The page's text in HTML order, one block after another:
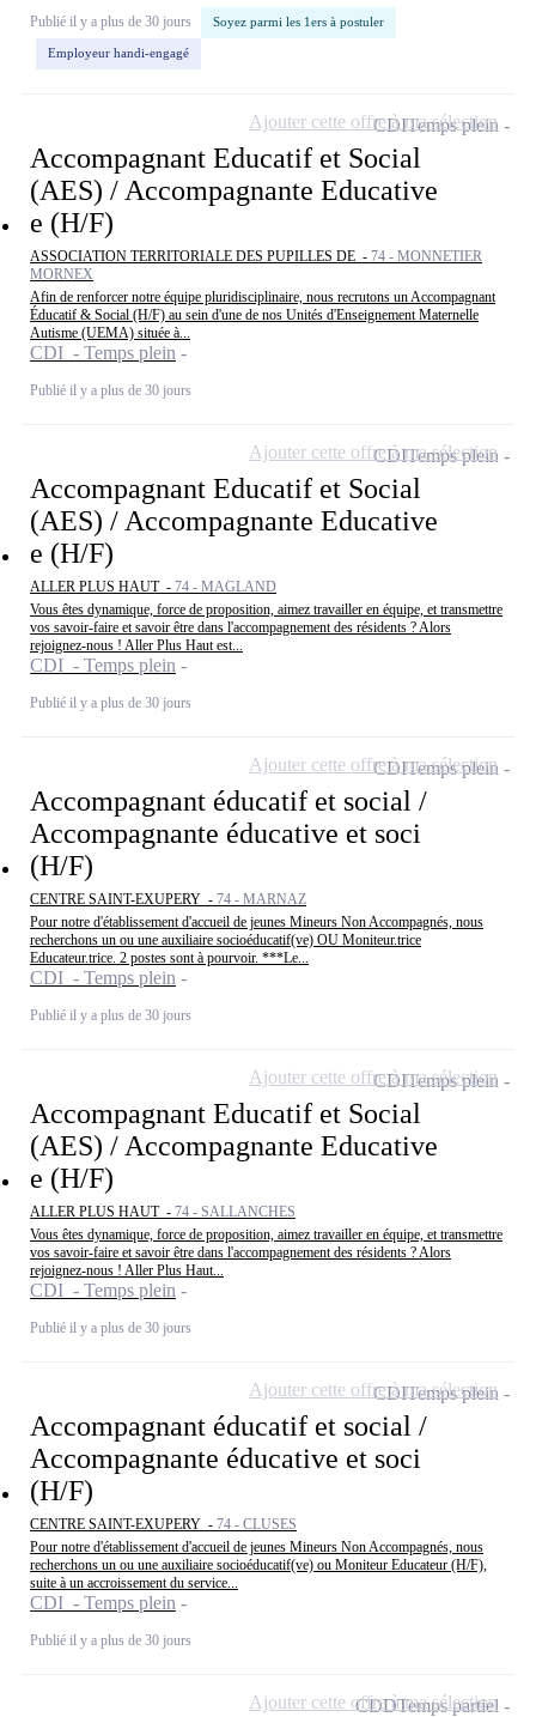
Publié il y a plus de 30 jours Soyez parmi les 1ers à postuler
Employeur handi-engagé
Accompagnant Educatif et Social
(AES) / Accompagnante Educative
e (H/F)
ASSOCIATION TERRITORIALE DES PUPILLES DE - 74 - MONNETIER
MORNEX
Afin de renforcer notre équipe pluridisciplinaire, nous recrutons un Accompagnant
Éducatif & Social (H/F) au sein d'une de nos Unités d'Enseignement Maternelle
Autisme (UEMA) située à...
CDI - Temps plein
Publié il y a plus de 30 jours
CDITemps plein
Ajouter cette offre à ma sélection
Accompagnant Educatif et Social
(AES) / Accompagnante Educative
e (H/F)
ALLER PLUS HAUT - 74 - MAGLAND
Vous êtes dynamique, force de proposition, aimez travailler en équipe, et transmettre
vos savoir-faire et savoir être dans l'accompagnement des résidents ? Alors
rejoignez-nous ! Aller Plus Haut est...
CDI - Temps plein
Publié il y a plus de 30 jours
CDITemps plein
Ajouter cette offre à ma sélection
Accompagnant éducatif et social /
Accompagnante éducative et soci
(H/F)
CENTRE SAINT-EXUPERY - 74 - MARNAZ
Pour notre d'établissement d'accueil de jeunes Mineurs Non Accompagnés, nous
recherchons un ou une auxiliaire socioéducatif(ve) OU Moniteur.trice
Educateur.trice. 2 postes sont à pourvoir. ***Le...
CDI - Temps plein
Publié il y a plus de 30 jours
CDITemps plein
Ajouter cette offre à ma sélection
Accompagnant Educatif et Social
(AES) / Accompagnante Educative
e (H/F)
ALLER PLUS HAUT - 74 - SALLANCHES
Vous êtes dynamique, force de proposition, aimez travailler en équipe, et transmettre
vos savoir-faire et savoir être dans l'accompagnement des résidents ? Alors
rejoignez-nous ! Aller Plus Haut...
CDI - Temps plein
Publié il y a plus de 30 jours
CDITemps plein
Ajouter cette offre à ma sélection
Accompagnant éducatif et social /
Accompagnante éducative et soci
(H/F)
CENTRE SAINT-EXUPERY - 74 - CLUSES
Pour notre d'établissement d'accueil de jeunes Mineurs Non Accompagnés, nous
recherchons un ou une auxiliaire socioéducatif(ve) ou Moniteur Educateur (H/F),
suite à un accroissement du service...
CDI - Temps plein
Publié il y a plus de 30 jours
CDITemps plein
Ajouter cette offre à ma sélection
CDDTemps partiel
Ajouter cette offre à ma sélection